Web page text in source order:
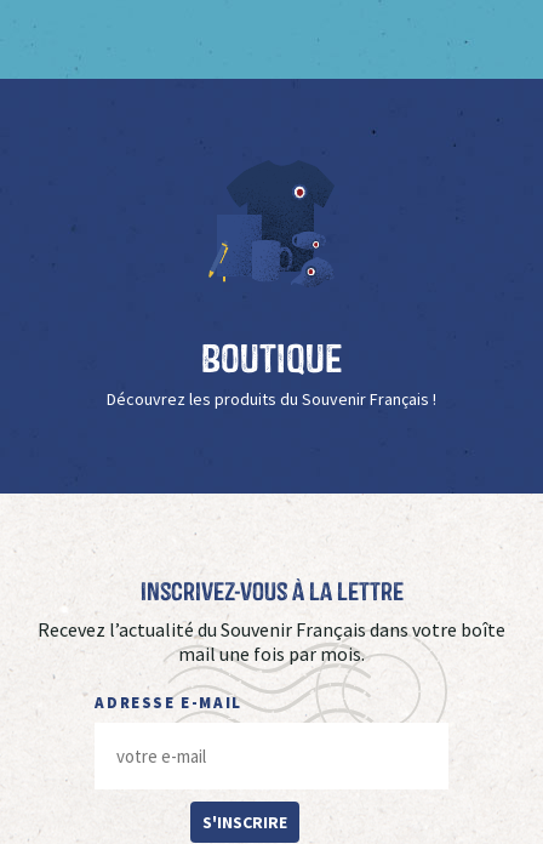
Boutique
Découvrez les produits du Souvenir Français !
Inscrivez-vous à La Lettre
Recevez l’actualité du Souvenir Français dans votre boîte
mail une fois par mois.
ADRESSE E-MAIL
S'INSCRIRE